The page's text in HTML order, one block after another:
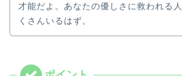
才能だよ。あなたの優しさに救われる
くさんいるはず。